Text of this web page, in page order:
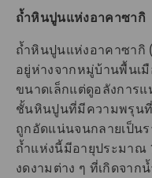
ถ้ำหินปูนแห่งอาคาซากิ
ถ้ำหินปูนแห่งอาคาซากิ
อยู่ห่างจากหมู่บ้านพื้นเ
ขนาดเล็กแต่ดูอลังการ
ชั้นหินปูนที่มีความพรุนที่
ถูกอัดแน่นจนกลายเป็น
ถ้ำแห่งนี้มีอายุประมาณ
งดงามต่าง ๆ ที่เกิดจา